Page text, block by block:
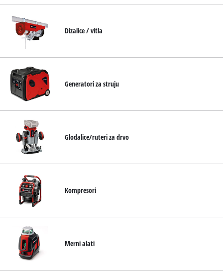
Dizalice / vitla
Generatori za struju
Glodalice/ruteri za drvo
Kompresori
Merni alati